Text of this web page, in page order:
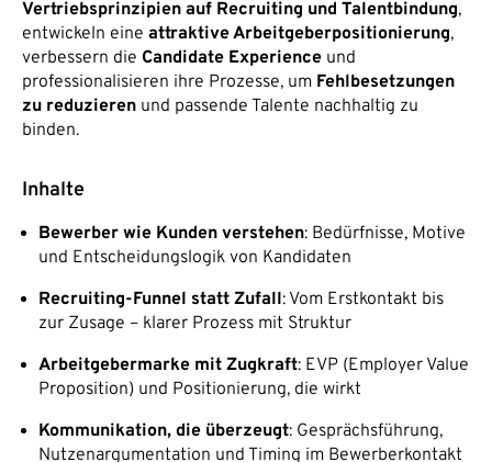
Vertriebsprinzipien auf Recruiting und Talentbindung,
entwickeln eine attraktive Arbeitgeberpositionierung,
verbessern die Candidate Experience und
professionalisieren ihre Prozesse, um Fehlbesetzungen
zu reduzieren und passende Talente nachhaltig zu
binden.
Inhalte
Bewerber wie Kunden verstehen: Bedürfnisse, Motive
und Entscheidungslogik von Kandidaten
Recruiting-Funnel statt Zufall: Vom Erstkontakt bis
zur Zusage – klarer Prozess mit Struktur
Arbeitgebermarke mit Zugkraft: EVP (Employer Value
Proposition) und Positionierung, die wirkt
Kommunikation, die überzeugt: Gesprächsführung,
Nutzenargumentation und Timing im Bewerberkontakt